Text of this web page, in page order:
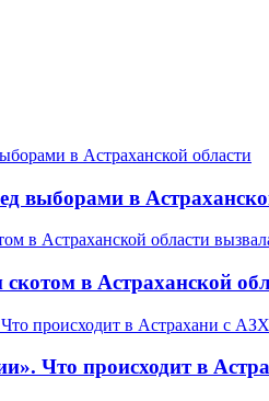
выборами в
в Астраханской
Что происходит в